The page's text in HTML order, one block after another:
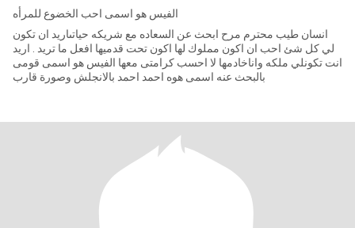
الفيس هو اسمى احب الخضوع للمرأه
انسان طيب محترم مرح ابحث عن السعاده مع شريكه حياتىاريد ان تكون
لي كل شئ احب ان اكون مملوك لها اكون تحت قدميها افعل ما تريد . اريد
انت تكونلي ملكه واناخادمها لا احسب كرامتى معها الفيس هو اسمى قومى
بالبحث عنه اسمى هوه احمد احمد بالانجلش وصورة قارب